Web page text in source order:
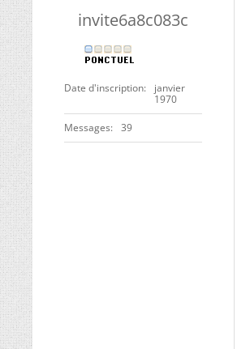
invite6a8c083c
Date d'inscription
janvier
1970
Messages 39